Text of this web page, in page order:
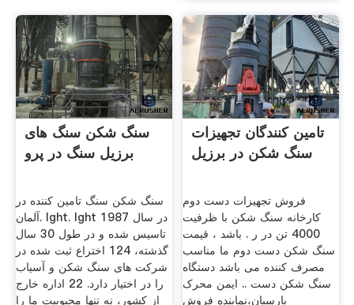
سنگ شکن سنگ های
برزیل سنگ در پرو
سنگ شکن سنگ تامین کننده در
آلمان. lght. lght در سال 1987
تاسیس شده و در طول 30 سال
گذشته، 124 اختراع ثبت شده در
شركت های سنگ شكن و آسیاب
را در اختیار دارد. 22 اداره خارج
از کشور، نه تنها محبوبیت ما را
تامین کنندگان تجهیزات
سنگ شکن در برزیل
فروش تجهیزات دست دوم
کارخانه سنگ شکن با ظرفیت
4000 تن در ر . باشد ، قیمت
سنگ شکن دست دوم ما مناسب
مصرف کننده می باشد دستگاه
سنگ شکن دست .. ایمن محرک
پارسیان،نماینده فروش